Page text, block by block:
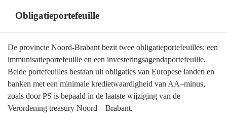
Obligatieportefeuille
Terug
naar
navigatie
Financiering,
treasury
De provincie Noord-Brabant bezit twee obligatieportefeuilles: een
immunisatieportefeuille en een investeringsagendaportefeuille.
Beide portefeuilles bestaan uit obligaties van Europese landen en
banken met een minimale kredietwaardigheid van AA–minus,
zoals door PS is bepaald in de laatste wijziging van de
Verordening treasury Noord – Brabant.